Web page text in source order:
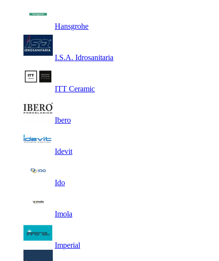
Hansgrohe
I.S.A. Idrosanitaria
ITT Ceramic
Ibero
Idevit
Ido
Imola
Imperial